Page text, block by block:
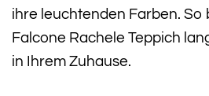
ihre leuchtenden Farben. So
Falcone Rachele Teppich
in Ihrem Zuhause.